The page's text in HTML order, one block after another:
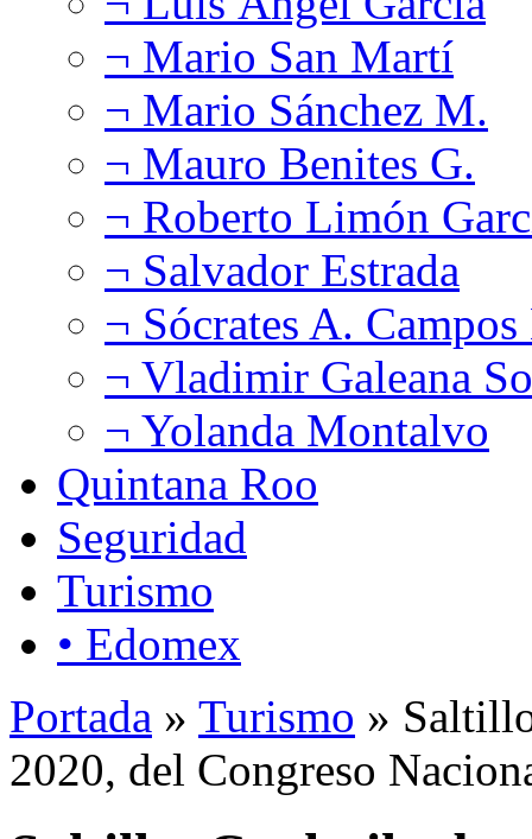
¬ Mario San Martí
¬ Mario Sánchez M.
¬ Mauro Benites G.
¬ Roberto Limón
¬ Salvador Estrada
¬ Sócrates A.
¬ Vladimir Galeana
¬ Yolanda Montalvo
Quintana Roo
Seguridad
Turismo
• Edomex
Portada » Turismo »
2020, del Congreso